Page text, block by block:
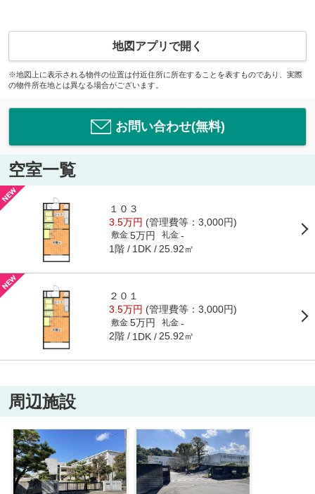
地図アプリで開く
※地図上に表示される物件の位置は付近住所に所在することを表すものであり、実際
の物件所在地とは異なる場合がございます。
お問い合わせ(無料)
空室一覧
１０３
3.5万円 (管理費等：3,000円)
敷金 5万円 礼金 -
1階 1DK 25.92㎡
２０１
3.5万円 (管理費等：3,000円)
敷金 5万円 礼金 -
2階 1DK 25.92㎡
周辺施設